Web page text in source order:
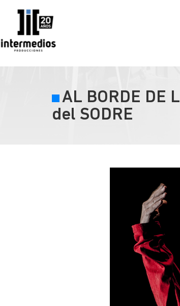
AL BORDE DE
del SODRE